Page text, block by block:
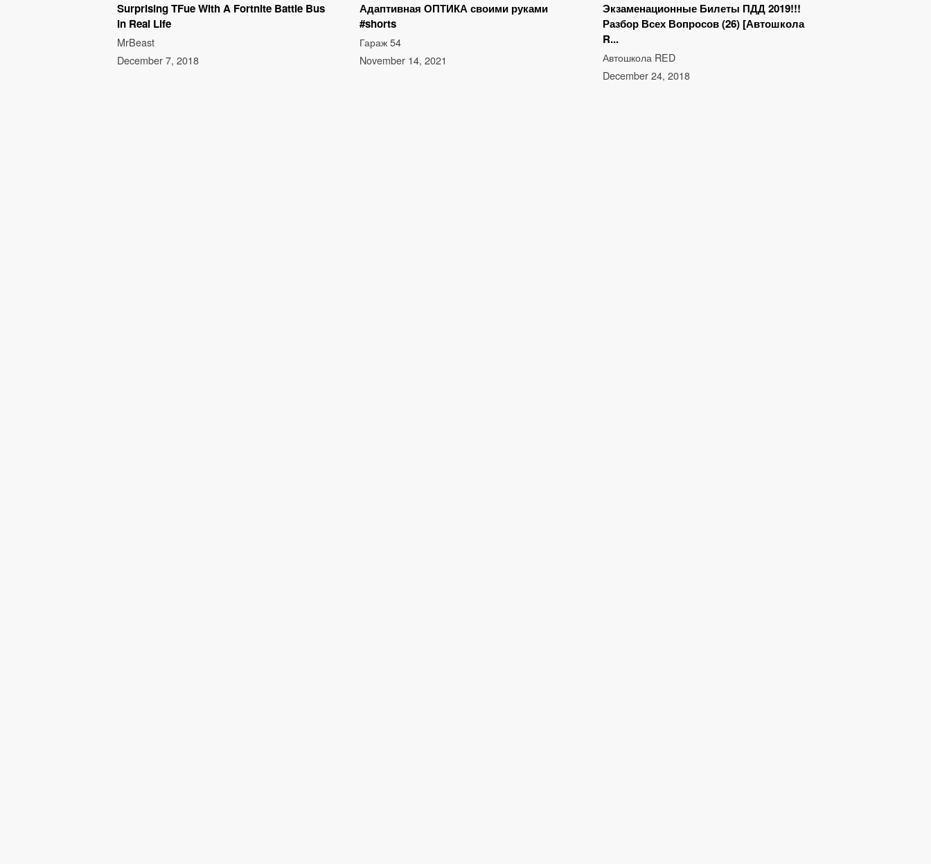
Surprising TFue With A Fortnite Battle Bus
In Real Life
MrBeast
December 7, 2018
Адаптивная ОПТИКА своими руками
#shorts
Гараж 54
November 14, 2021
Экзаменационные Билеты ПДД 2019!!!
Разбор Всех Вопросов (26) [Автошкола
R...
Автошкола RED
December 24, 2018